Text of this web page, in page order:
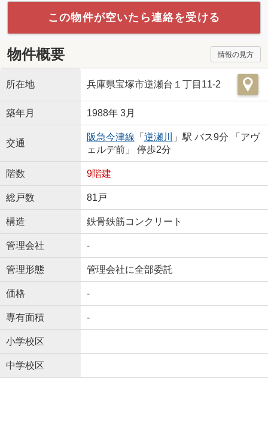
この物件が空いたら連絡を受ける
物件概要 情報の見方
所在地 兵庫県宝塚市逆瀬台１丁目11-2
築年月 1988年 3月
交通
阪急今津線 「 逆瀬川
」駅 バス9分 「アヴ
ェルデ前」 停歩2分
階数 9階建
総戸数 81戸
構造 鉄骨鉄筋コンクリート
管理会社 -
管理形態 管理会社に全部委託
価格 -
専有面積 -
小学校区
中学校区